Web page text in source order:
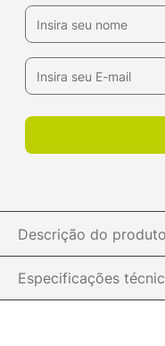
Descrição do produto
Especificações